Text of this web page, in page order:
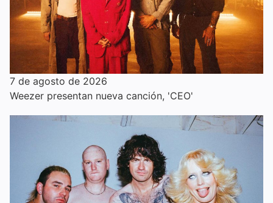
7 de agosto de 2026
Weezer presentan nueva canción, 'CEO'